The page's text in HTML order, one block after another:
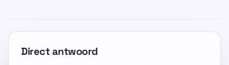
Published 2025-01-15
Updated 2026-07-08
Direct antwoord